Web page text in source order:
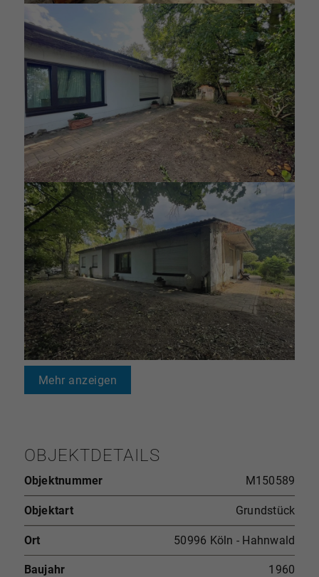
Mehr anzeigen
OBJEKTDETAILS
Objektnummer M150589
Objektart Grundstück
Ort 50996 Köln - Hahnwald
Baujahr 1960